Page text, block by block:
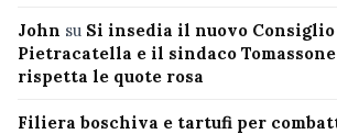
John su Si insedia il nuovo
Pietracatella e il sindaco
rispetta le quote rosa
Filiera boschiva e tartufi per